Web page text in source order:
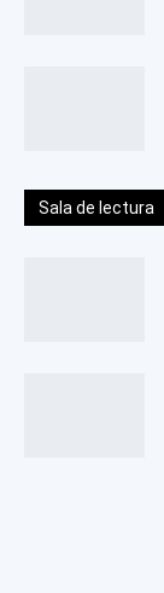
Sala de lectura